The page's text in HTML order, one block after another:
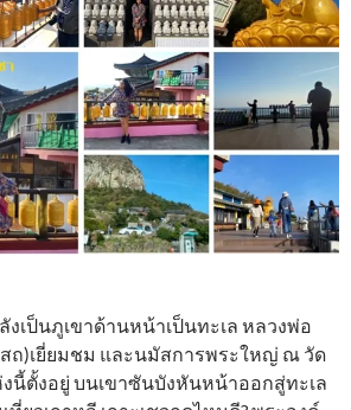
เป็นภูเขาด้านหน้าเป็นทะเล หลวงพ่อ
ถ)เยี่ยมชม และนมัสการพระใหญ่ ณ วัด
นี้ตั้งอยู่ บนเขาซันบังหันหน้าออกสู่ทะเล